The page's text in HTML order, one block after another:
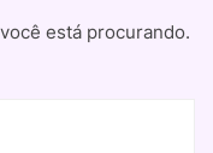
está procurando.